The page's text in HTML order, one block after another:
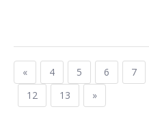
« 4 5 6 7
12
13 »